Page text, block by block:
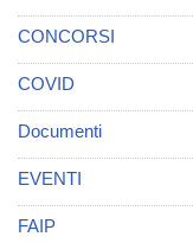
CONCORSI
COVID
Documenti
EVENTI
FAIP